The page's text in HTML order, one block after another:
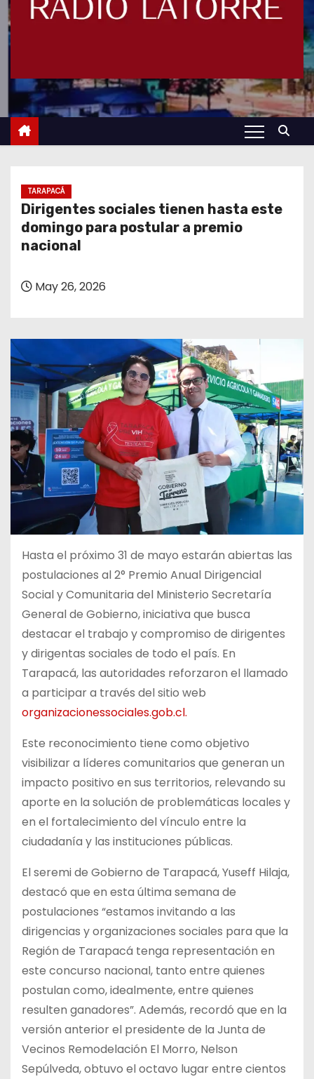
TARAPACÁ
Dirigentes sociales tienen hasta este
domingo para postular a premio
nacional
May 26, 2026
Hasta el próximo 31 de mayo estarán abiertas las
postulaciones al 2° Premio Anual Dirigencial
Social y Comunitaria del Ministerio Secretaría
General de Gobierno, iniciativa que busca
destacar el trabajo y compromiso de dirigentes
y dirigentas sociales de todo el país. En
Tarapacá, las autoridades reforzaron el llamado
a participar a través del sitio web
organizacionessociales.gob.cl.
Este reconocimiento tiene como objetivo
visibilizar a líderes comunitarios que generan un
impacto positivo en sus territorios, relevando su
aporte en la solución de problemáticas locales y
en el fortalecimiento del vínculo entre la
ciudadanía y las instituciones públicas.
El seremi de Gobierno de Tarapacá, Yuseff Hilaja,
destacó que en esta última semana de
postulaciones “estamos invitando a las
dirigencias y organizaciones sociales para que la
Región de Tarapacá tenga representación en
este concurso nacional, tanto entre quienes
postulan como, idealmente, entre quienes
resulten ganadores”. Además, recordó que en la
versión anterior el presidente de la Junta de
Vecinos Remodelación El Morro, Nelson
Sepúlveda, obtuvo el octavo lugar entre cientos